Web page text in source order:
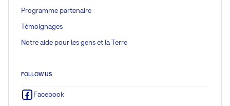
Programme partenaire
Témoignages
Notre aide pour les gens et la Terre
FOLLOW US
Facebook